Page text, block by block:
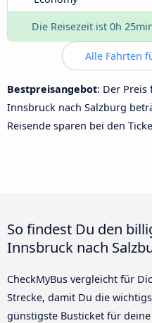
Die Reisezeit ist 0h
Alle Fahrten
Bestpreisangebot: Der Preis
Innsbruck nach Salzburg
Reisende sparen bei den
So findest Du den
Innsbruck nach
CheckMyBus vergleicht für
Strecke, damit Du die
günstigste Busticket für